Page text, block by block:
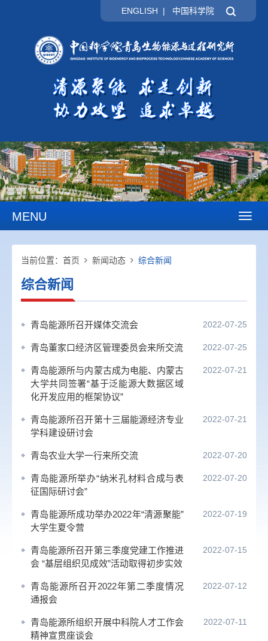
ENGLISH | 中国科学院
MENU
当前位置： 首页 新闻动态 综合新闻
综合新闻
青岛能源所召开媒体交流会 2022-07-25
青岛董家口经济区管理委员会来所交流 2022-07-25
青岛能源所与内蒙古成为电能、内蒙古
大学共同签署“基于泛能源大数据区域
化开发应用的框架协议”
2022-07-21
青岛能源所召开第十三届能源经济专业
学科建设研讨会
2022-07-21
青岛农业大学一行来所交流 2022-07-20
青岛能源所举办“纳米孔材料合成与表
征国际研讨会”
2022-07-20
青岛能源所成功举办2022年“清源聚能”
大学生夏令营
2022-07-19
青岛能源所召开第三季度党建工作推进
会 “基层组织见成效”活动取得初步实效
2022-07-15
青岛能源所召开2022年第二季度情况
通报会
2022-07-12
青岛能源所组织开展中科院人才工作会
精神宣贯座谈会
2022-07-11